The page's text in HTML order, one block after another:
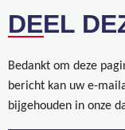
DEEL
Bedankt om deze
bericht kan uw e-
bijgehouden in onze